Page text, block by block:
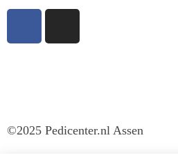
©2025 Pedicenter.nl Assen